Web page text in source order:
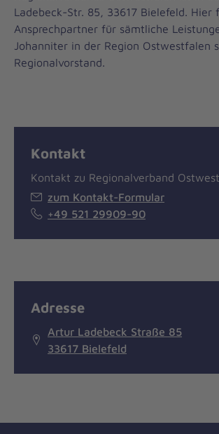
Ladebeck-Str. 85, 33617 Bielefeld. Hier
Ansprechpartner für sämtliche
Johanniter in der Region Ostwestfalen
Regionalvorstand.
Kontakt
Kontakt zu Regionalverband
zum Kontakt-Formular
+49 521 29909-90
Adresse
Artur Ladebeck Straße 85
33617 Bielefeld